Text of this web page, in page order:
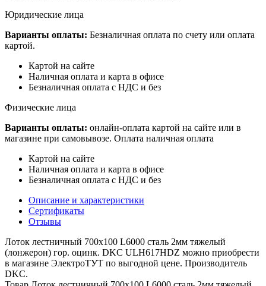
Юридические лица
Варианты оплаты: Безналичная оплата по счету или оплата
картой.
Картой на сайте
Наличная оплата и карта в офисе
Безналичная оплата с НДС и без
Физические лица
Варианты оплаты: онлайн-оплата картой на сайте или в
магазине при самовывозе. Оплата наличная оплата
Картой на сайте
Наличная оплата и карта в офисе
Безналичная оплата с НДС и без
Описание и характеристики
Сертификаты
Отзывы
Лоток лестничный 700х100 L6000 сталь 2мм тяжелый
(лонжерон) гор. оцинк. DKC ULH617HDZ можно приобрести
в магазине ЭлектроТУТ по выгодной цене. Производитель
DKC.